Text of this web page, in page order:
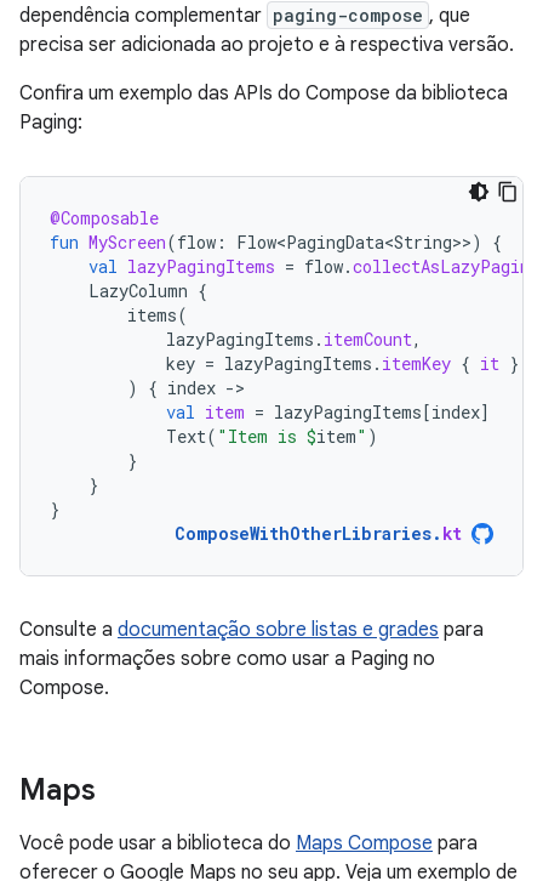
dependência complementar paging-compose , que
precisa ser adicionada ao projeto e à respectiva versão.
Confira um exemplo das APIs do Compose da biblioteca
Paging:
@Composable
fun MyScreen(flow : Flow<PagingData<String>>)
{
val lazyPagingItems = flow.
LazyColumn {
items(
lazyPagingItems . itemCount,
key = lazyPagingItems . itemKey { it }
)
{ index -
val item = lazyPagingItems[index]
Text( "Item is $item" )
}
}
}
ComposeWithOtherLibraries. kt
Consulte a documentação sobre listas e grades para
mais informações sobre como usar a Paging no
Compose.
Maps
Você pode usar a biblioteca do Maps Compose para
oferecer o Google Maps no seu app. Veja um exemplo de